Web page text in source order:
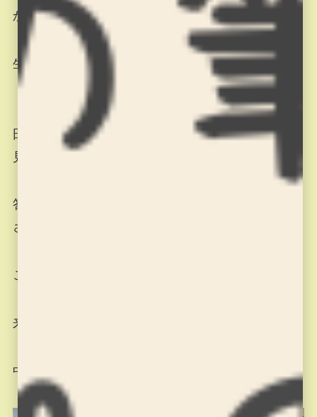
か分かりますか？
生徒の間でも意見が割れました。答えを言ったら
「え～！そうなの？」という子も(^^)
田以外にも口、日、回など、どれが出るか考えて
見て下さい。
答えがパッと出てこない方は、是非調べてみて下
さいね(^_-)-☆
この後、課題もしっかりと学習しました。
来週は清書です。頑張りましょう(^^)/
中学生の授業も行いました。